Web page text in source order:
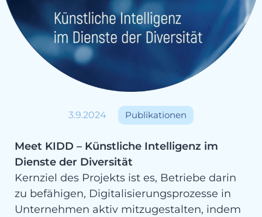
3.9.2024 Publikationen
Meet KIDD – Künstliche Intelligenz im
Dienste der Diversität
Kernziel des Projekts ist es, Betriebe darin
zu befähigen, Digitalisierungsprozesse in
Unternehmen aktiv mitzugestalten, indem